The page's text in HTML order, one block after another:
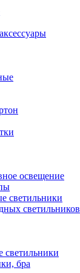
освещение
светильники
светильников
светильники
бра